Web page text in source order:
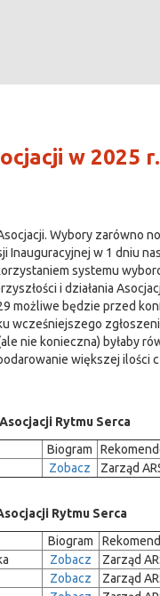
w 2025 r.
Wybory zarówno
Inauguracyjnej w 1 dniu
systemu
i działania
możliwe będzie przed
wcześniejszego
nie konieczna) byłaby
większej ilości
Rytmu Serca
Biogram
Zobacz Zarząd
Rytmu Serca
Biogram
Zobacz
Zarząd
Zobacz
Zarząd